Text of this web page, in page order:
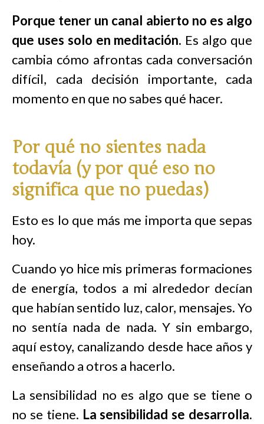
Porque tener un canal abierto no es algo
que uses solo en meditación. Es algo que
cambia cómo afrontas cada conversación
difícil, cada decisión importante, cada
momento en que no sabes qué hacer.
Por qué no sientes nada
todavía (y por qué eso no
significa que no puedas)
Esto es lo que más me importa que sepas
hoy.
Cuando yo hice mis primeras formaciones
de energía, todos a mi alrededor decían
que habían sentido luz, calor, mensajes. Yo
no sentía nada de nada. Y sin embargo,
aquí estoy, canalizando desde hace años y
enseñando a otros a hacerlo.
La sensibilidad no es algo que se tiene o
no se tiene. La sensibilidad se desarrolla.